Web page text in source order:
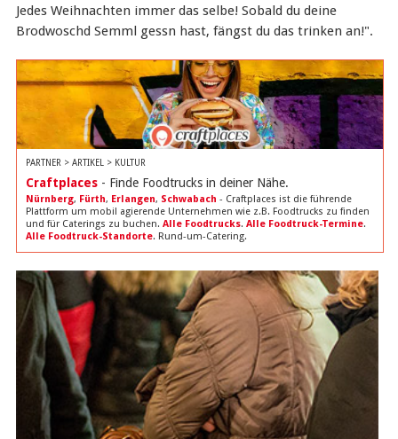
Jedes Weihnachten immer das selbe! Sobald du deine
Brodwoschd Semml gessn hast, fängst du das trinken an!".
PARTNER > ARTIKEL > KULTUR
Craftplaces- Finde Foodtrucks in deiner Nähe.
Nürnberg, Fürth, Erlangen, Schwabach - Craftplaces ist die führende
Plattform um mobil agierende Unternehmen wie z.B. Foodtrucks zu finden
und für Caterings zu buchen. Alle Foodtrucks. Alle Foodtruck-Termine.
Alle Foodtruck-Standorte. Rund-um-Catering.